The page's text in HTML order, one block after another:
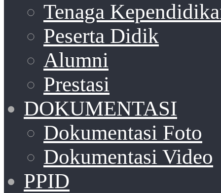
Tenaga
Peserta Didik
Alumni
Prestasi
DOKUMENTASI
Dokumentasi Foto
Dokumentasi Video
PPID